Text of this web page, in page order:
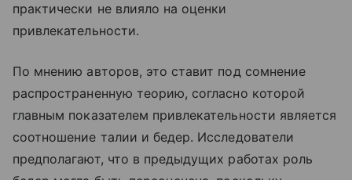
практически не влияло на оценки
привлекательности.
По мнению авторов, это ставит под сомнение
распространенную теорию, согласно которой
главным показателем привлекательности является
соотношение талии и бедер. Исследователи
предполагают, что в предыдущих работах роль